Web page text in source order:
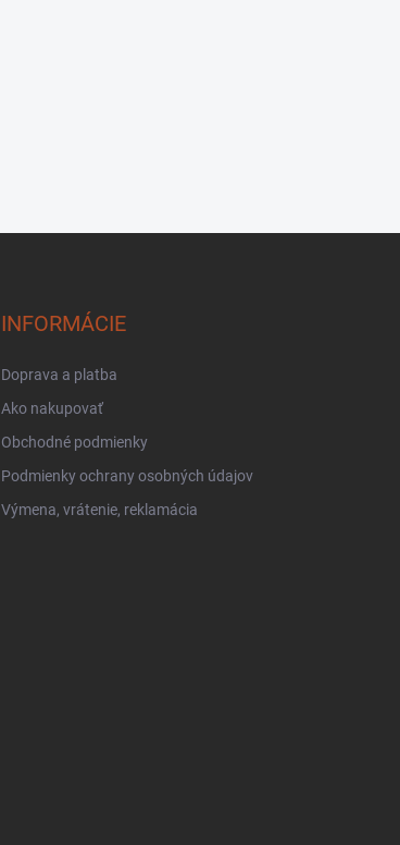
INFORMÁCIE
Doprava a platba
Ako nakupovať
Obchodné podmienky
Podmienky ochrany osobných údajov
Výmena, vrátenie, reklamácia